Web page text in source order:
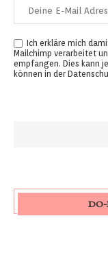
Ich erkläre mich
Mailchimp verarbeitet
empfangen. Dies kann
können in der